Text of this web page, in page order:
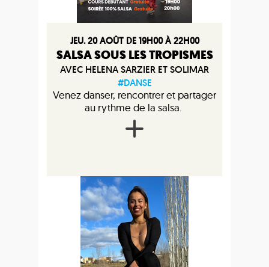
JEU. 20 AOÛT DE 19H00 À 22H00
SALSA SOUS LES TROPISMES
AVEC HELENA SARZIER ET SOLIMAR
#DANSE
Venez danser, rencontrer et partager
au rythme de la salsa.